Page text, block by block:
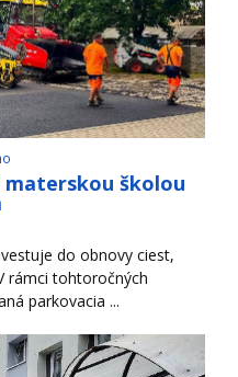
materskou školou
do obnovy ciest,
rámci tohtoročných
parkovacia ...